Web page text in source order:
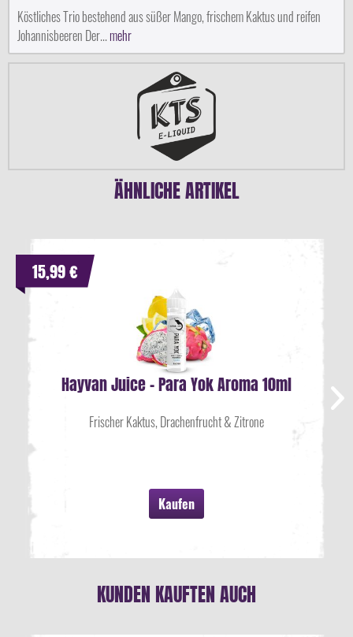
Köstliches Trio bestehend aus süßer Mango, frischem Kaktus und reifen
Johannisbeeren Der...mehr
ÄHNLICHE ARTIKEL
Hayvan Juice - Para Yok Aroma 10ml
Frischer Kaktus, Drachenfrucht & Zitrone
Kaufen
15,99 €
KUNDEN KAUFTEN AUCH